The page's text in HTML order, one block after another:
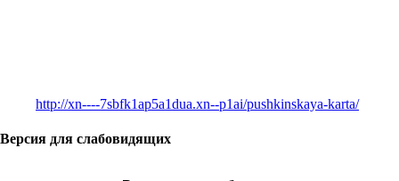
http://xn----7sbfk1ap5a1dua.xn--p1ai/pushkinskaya-karta/
Версия для слабовидящих